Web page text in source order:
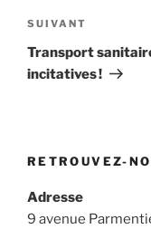
Article
suivant
SUIVANT
Transport
incitatives !
RETROUVEZ-
Adresse
9 avenue